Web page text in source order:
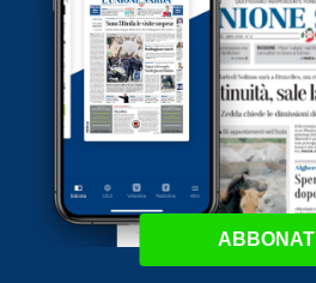
ABBONATI